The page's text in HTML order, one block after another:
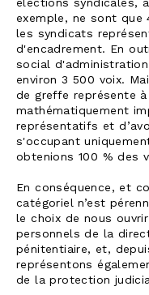
élections syndicales,
exemple, ne sont que
les syndicats
d'encadrement. En
social
environ 3 500 voix.
de greffe représente
mathématiquement
représentatifs et
s'occupant
obtenions 100 % des
En conséquence, et
catégoriel n’est
le choix de nous
personnels de la
pénitentiaire, et,
représentons
de la protection